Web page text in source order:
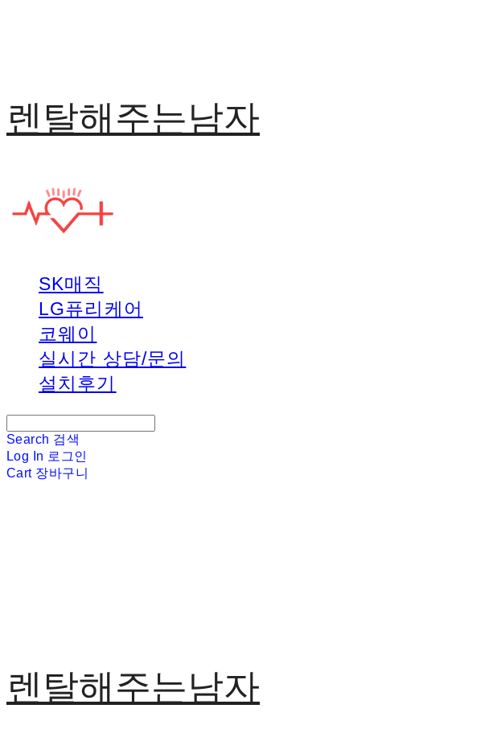
렌탈해주는남자
SK매직
LG퓨리케어
코웨이
실시간 상담/문의
설치후기
Search 검색
Log In 로그인
Cart 장바구니
렌탈해주는남자